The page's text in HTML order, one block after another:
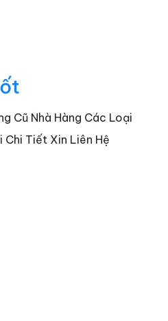
Cũ Nhà Hàng Các Loại
Chi Tiết Xin Liên Hệ